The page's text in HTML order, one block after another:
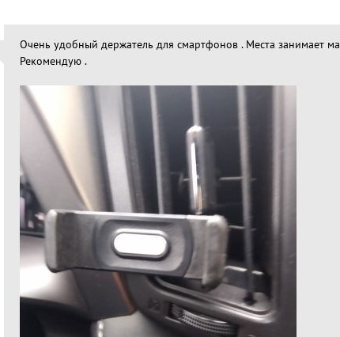
Очень удобный держатель для смартфонов . Места занимает
Рекомендую .